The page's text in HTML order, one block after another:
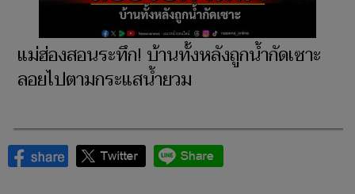
แม่ฮ่องสอนระทึก! บ้านทั้งหลังถูกน้ำกัดเซาะ
ลอยไปตามกระแสน้ำยวม